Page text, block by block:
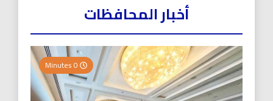
أخبار المحافظات